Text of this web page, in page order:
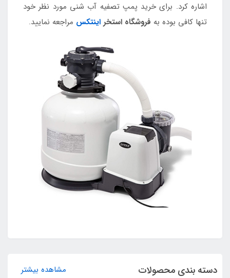
اشاره کرد. برای خرید پمپ تصفیه آب شنی مورد نظر خود
تنها کافی بوده به فروشگاه استخر اینتکس مراجعه نمایید.
دسته بندی محصولات مشاهده بیشتر